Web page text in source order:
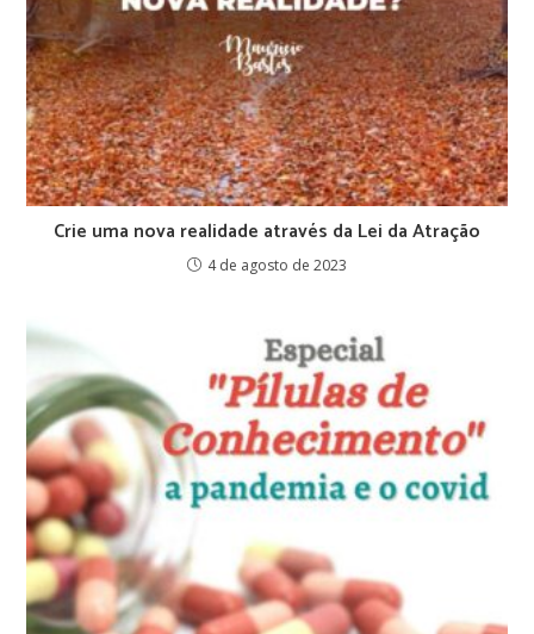
Crie uma nova realidade através da Lei da Atração
4 de agosto de 2023